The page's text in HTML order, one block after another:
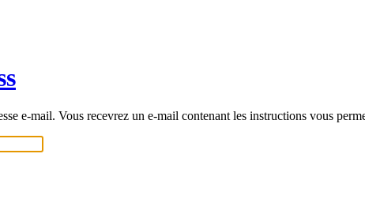
e-mail. Vous recevrez un e-mail contenant les instructions vous